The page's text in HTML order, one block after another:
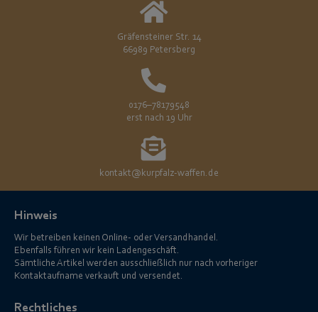
Gräfensteiner Str. 14
66989 Petersberg
0176–78179548
erst nach 19 Uhr
kontakt@kurpfalz-waffen.de
Hinweis
Wir betreiben keinen Online- oder Versandhandel.
Ebenfalls führen wir kein Ladengeschäft.
Sämtliche Artikel werden ausschließlich nur nach vorheriger
Kontaktaufname verkauft und versendet.
Rechtliches